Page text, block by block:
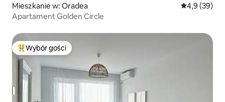
Mieszkanie w: Oradea Średnia
4,9 (39)
Apartament Golden Circle
Najpopularniejsze z kategorii Wybór gości
Wybór gości